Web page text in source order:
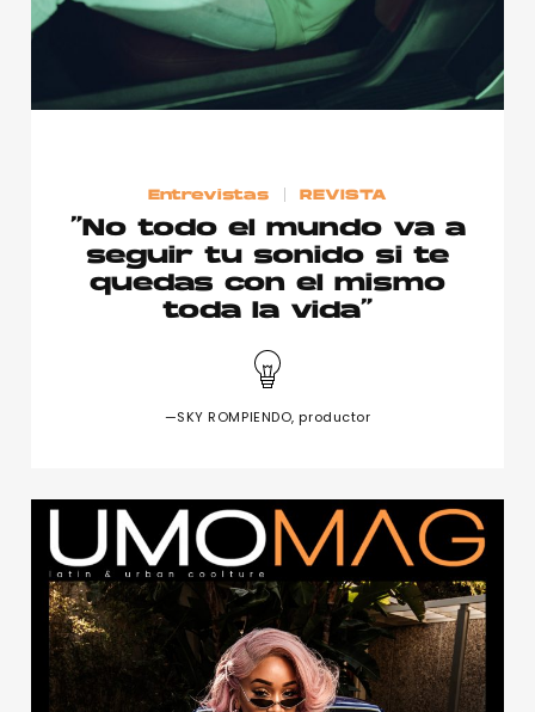
Entrevistas REVISTA
“No todo el mundo va a
seguir tu sonido si te
quedas con el mismo
toda la vida”
—SKY ROMPIENDO, productor